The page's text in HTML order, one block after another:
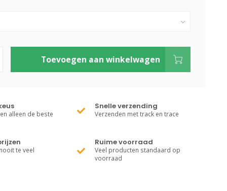
Toevoegen aan winkelwagen
alleen de beste
Snelle verzending
Verzenden met track en trace
te veel
Ruime voorraad
Veel producten standaard op
voorraad